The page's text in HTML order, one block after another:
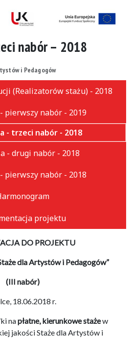
nabór – 2018
i Pedagogów
(Realizatorów stażu) - 2018
pierwszy nabór - 2019
- trzeci nabór - 2018
- drugi nabór - 2018
pierwszy nabór - 2018
projektu
DO PROJEKTU
dla Artystów i Pedagogów”
(III nabór)
18.06.2018 r.
napłatne, kierunkowe stażew
jakości Staże dla Artystów i